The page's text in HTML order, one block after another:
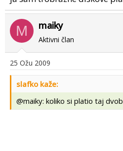
M maiky
Aktivni član
25 Ožu 2009
slafko kaže:
@maiky: koliko si platio taj